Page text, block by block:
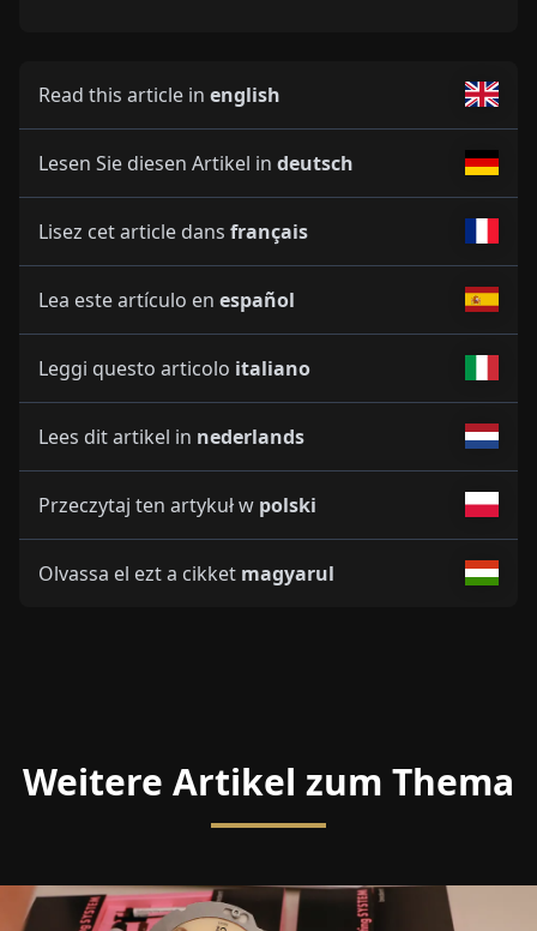
Read this article in english
Lesen Sie diesen Artikel in deutsch
Lisez cet article dans français
Lea este artículo en español
Leggi questo articolo italiano
Lees dit artikel in nederlands
Przeczytaj ten artykuł w polski
Olvassa el ezt a cikket magyarul
Weitere Artikel zum Thema